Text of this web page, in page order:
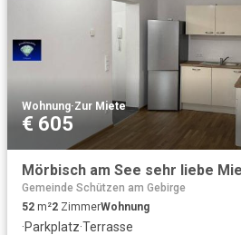
Wohnung·Zur Miete
€ 605
Gemeinde Schützen am Gebirge
52 m²2 ZimmerWohnung
·Parkplatz·Terrasse